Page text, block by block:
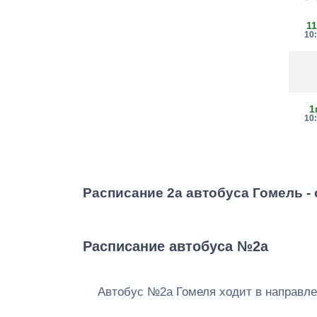
Расписание 2а автобуса Гомель
Расписание автобуса №2а
Автобус №2а Гомеля ходит в